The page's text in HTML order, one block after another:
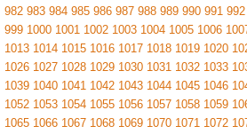
982 983 984 985 986 987 988 989 990 991 992
999 1000 1001 1002 1003 1004 1005 1006
1013 1014 1015 1016 1017 1018 1019 1020
1026 1027 1028 1029 1030 1031 1032 1033
1039 1040 1041 1042 1043 1044 1045 1046
1052 1053 1054 1055 1056 1057 1058 1059
1065 1066 1067 1068 1069 1070 1071 1072